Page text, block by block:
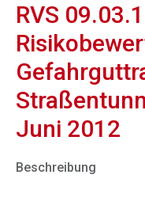
RVS
Juni 2012
Beschreibung